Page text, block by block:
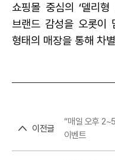
쇼핑몰 중심의 ‘델리
브랜드 감성을 오롯이
형태의 매장을 통해 차
이전글
“매일 오후
이벤트